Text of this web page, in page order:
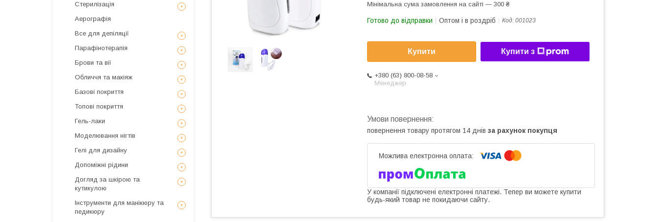
Мінімальна сума замовлення на сайті — 300 ₴
Готово до відправки Оптом і в роздріб Код: 001023
Купити Купити з
+380 (63) 800-08-58
Менеджер
повернення товару протягом 14 днів за рахунок покупця
У компанії підключені електронні платежі. Тепер ви можете купити
будь-який товар не покидаючи сайту.
Стерилізація
Аерографія
Все для депіляції
Парафінотерапія
Брови та вії
Обличчя та макіяж
Базові покриття
Топові покриття
Гель-лаки
Моделювання нігтів
Гелі для дизайну
Допоміжні рідини
Догляд за шкірою та
кутикулою
Інструменти для манікюру та
педикюру